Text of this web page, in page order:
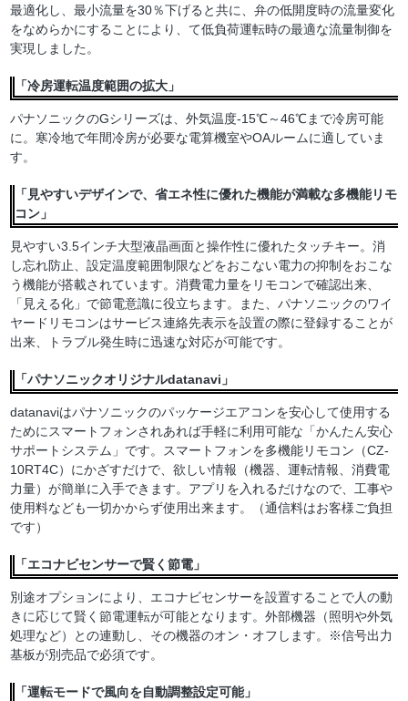
最適化し、最小流量を30％下げると共に、弁の低開度時の流量変化
をなめらかにすることにより、て低負荷運転時の最適な流量制御を
実現しました。
「冷房運転温度範囲の拡大」
パナソニックのGシリーズは、外気温度-15℃～46℃まで冷房可能
に。寒冷地で年間冷房が必要な電算機室やOAルームに適していま
す。
「見やすいデザインで、省エネ性に優れた機能が満載な多機能リモ
コン」
見やすい3.5インチ大型液晶画面と操作性に優れたタッチキー。消
し忘れ防止、設定温度範囲制限などをおこない電力の抑制をおこな
う機能が搭載されています。消費電力量をリモコンで確認出来、
「見える化」で節電意識に役立ちます。また、パナソニックのワイ
ヤードリモコンはサービス連絡先表示を設置の際に登録することが
出来、トラブル発生時に迅速な対応が可能です。
「パナソニックオリジナルdatanavi」
datanaviはパナソニックのパッケージエアコンを安心して使用する
ためにスマートフォンされあれば手軽に利用可能な「かんたん安心
サポートシステム」です。スマートフォンを多機能リモコン（CZ-
10RT4C）にかざすだけで、欲しい情報（機器、運転情報、消費電
力量）が簡単に入手できます。アプリを入れるだけなので、工事や
使用料なども一切かからず使用出来ます。（通信料はお客様ご負担
です）
「エコナビセンサーで賢く節電」
別途オプションにより、エコナビセンサーを設置することで人の動
きに応じて賢く節電運転が可能となります。外部機器（照明や外気
処理など）との連動し、その機器のオン・オフします。※信号出力
基板が別売品で必須です。
「運転モードで風向を自動調整設定可能」